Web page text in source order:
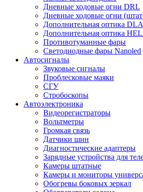
Дневные ходовые огни DRL
Дневные ходовые огни
Дополнительная оптика
Дополнительная оптика
Противотуманные фары
Светодиодные фары Nanoled
Автосигналы
Звуковые сигналы
Проблесковые маяки
СГУ
Стробоскопы
Автоэлектроника
Видеорегистраторы
Вольтметры
Громкая связь
Датчики шин
Диагностические адаптеры
Зарядные устройства для
Камеры штатные
Камеры и мониторы
Обогревы боковых зеркал